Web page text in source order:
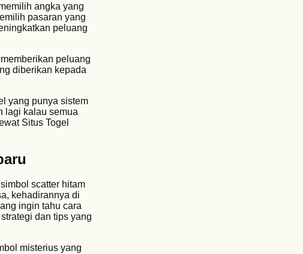
angka yang
pasaran yang
peluang
peluang
diberikan kepada
yang punya sistem
lagi kalau semua
Situs Togel
scatter hitam
kehadirannya di
ingin tahu cara
dan tips yang
misterius yang